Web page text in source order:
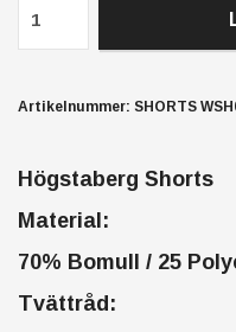
Artikelnummer: SHORTS
Högstaberg Shorts
Material:
70% Bomull / 25
Tvättråd: